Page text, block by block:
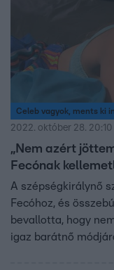
Celeb vagyok, ments ki
2022. október 28. 20:10
„Nem azért
Fecónak
A szépségkirálynő
Fecóhoz, és
bevallotta, hogy
igaz barátnő